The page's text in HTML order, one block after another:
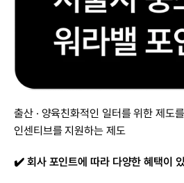
출산 · 양육친화적인 일터를 위한 제도
인센티브를 지원하는 제도
✔️ 회사 포인트에 따라 다양한 혜택이